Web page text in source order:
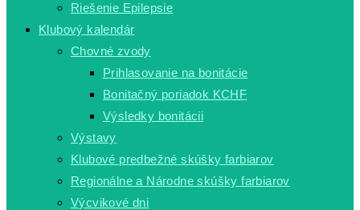
Riešenie Epilepsie
Klubový kalendár
Chovné zvody
Prihlasovanie na bonitácie
Bonitačný poriadok KCHF
Výsledky bonitácii
Výstavy
Klubové predbežné skúšky farbiarov
Regionálne a Národne skúšky farbiarov
Výcvikové dni